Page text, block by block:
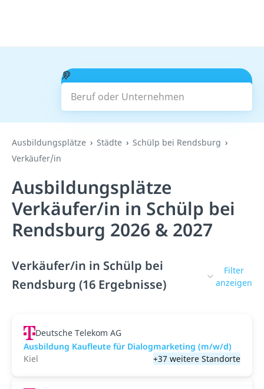
Beruf oder Unternehmen
Suchen
Ausbildungsplätze Städte
Schülp bei Rendsburg
Verkäufer/in
Ausbildungsplätze
Verkäufer/in in Schülp bei
Rendsburg 2026 & 2027
Verkäufer/in in Schülp bei
Rendsburg (16 Ergebnisse)
Filter
anzeigen
Deutsche Telekom AG
Ausbildung Kaufleute für Dialogmarketing (m/w/d)
Kiel
+37 weitere Standorte